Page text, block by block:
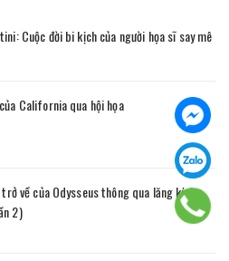
Cuộc đời bi kịch của người họa sĩ say mê
California qua hội họa
về của Odysseus thông qua lăng kính
2)